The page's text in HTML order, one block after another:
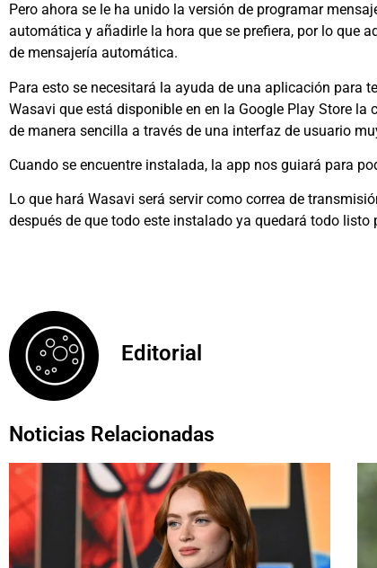
Pero ahora se le ha unido la versión de programar
automática y añadirle la hora que se prefiera, por lo que
de mensajería automática.
Para esto se necesitará la ayuda de una aplicación para
Wasavi que está disponible en en la Google Play Store la
de manera sencilla a través de una interfaz de usuario
Cuando se encuentre instalada, la app nos guiará para
Lo que hará Wasavi será servir como correa de
después de que todo este instalado ya quedará todo
Editorial
Noticias Relacionadas